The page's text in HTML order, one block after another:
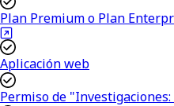
Plan Premium o Plan
Aplicación web
Permiso de